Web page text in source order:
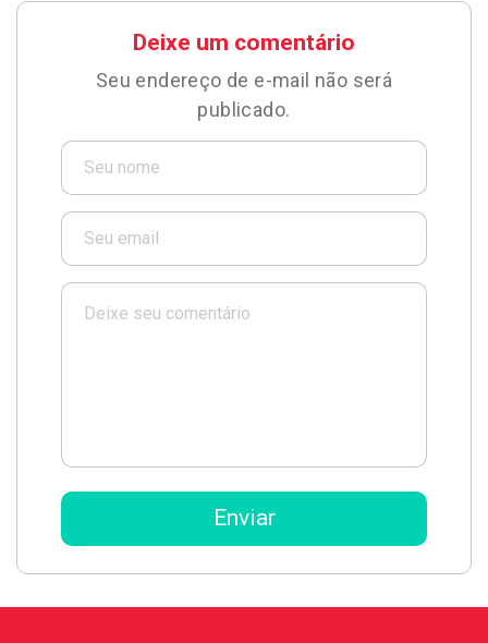
Deixe um comentário
Seu endereço de e-mail não será
publicado.